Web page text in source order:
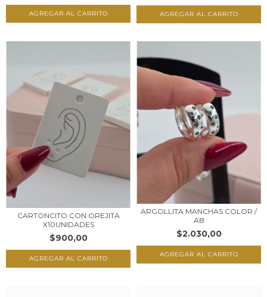
CARTONCITO CON OREJITA
X10UNIDADES
$900,00
ARGOLLITA MANCHAS COLOR /
AB
$2.030,00